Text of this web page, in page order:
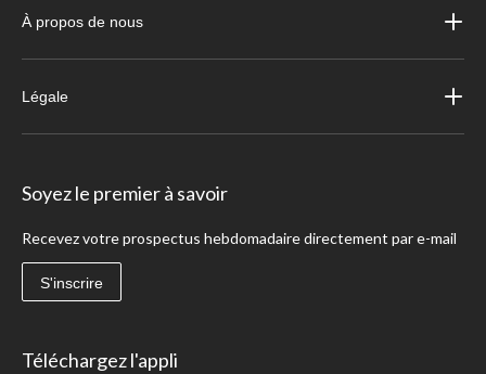
À propos de nous
Légale
Soyez le premier à savoir
Recevez votre prospectus hebdomadaire directement par e-mail
S'inscrire
Téléchargez l'appli